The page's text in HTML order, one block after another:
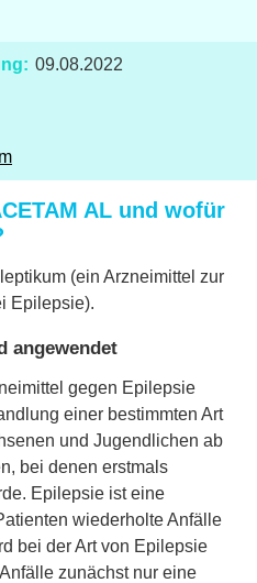
09.08.2022
AL und wofür
(ein Arzneimittel zur
Epilepsie).
angewendet
gegen Epilepsie
einer bestimmten Art
und Jugendlichen ab
bei denen erstmals
Epilepsie ist eine
wiederholte Anfälle
bei der Art von Epilepsie
zunächst nur eine